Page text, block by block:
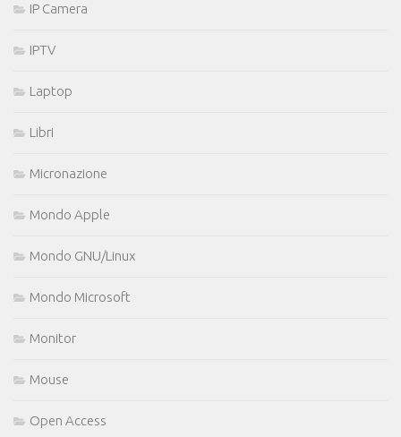
IP Camera
IPTV
Laptop
Libri
Micronazione
Mondo Apple
Mondo GNU/Linux
Mondo Microsoft
Monitor
Mouse
Open Access